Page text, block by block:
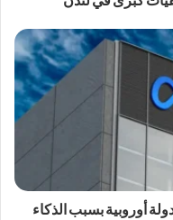
خصوصية جديدة ميتا تواجه 11 دولة أوروبية بسبب الذكاء